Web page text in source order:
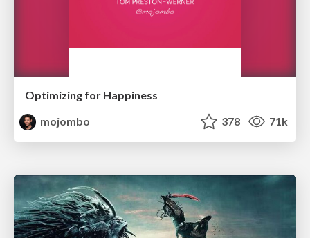
Optimizing for Happiness
mojombo
378 71k